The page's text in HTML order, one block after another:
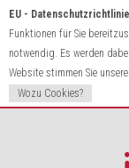
EU - Datenschutzrichtlinie
Funktionen für Sie
notwendig. Es werden
Website stimmen Sie
Wozu Cookies?